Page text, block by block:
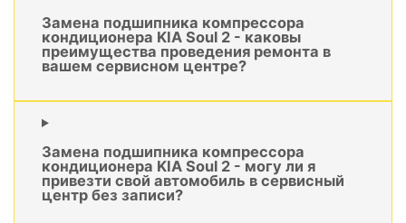
Замена подшипника компрессора
кондиционера KIA Soul 2 - каковы
преимущества проведения ремонта в
вашем сервисном центре?
Замена подшипника компрессора
кондиционера KIA Soul 2 - могу ли я
привезти свой автомобиль в сервисный
центр без записи?